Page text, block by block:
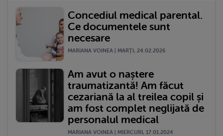
Concediul medical parental.
Ce documentele sunt
necesare
MARIANA VOINEA | MARŢI, 24.02.2026
Am avut o naștere
traumatizantă! Am făcut
cezariană la al treilea copil și
am fost complet neglijată de
personalul medical
MARIANA VOINEA | MIERCURI, 17.01.2024